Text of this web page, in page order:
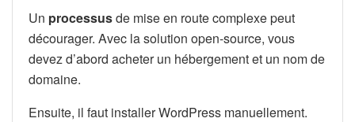
Un processusde mise en route complexe peut
décourager. Avec la solution open-source, vous
devez d’abord acheter un hébergement et un nom de
domaine.
Ensuite, il faut installer WordPress manuellement.